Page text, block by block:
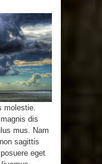
molestie.
dis
mus. Nam
sagittis
eget